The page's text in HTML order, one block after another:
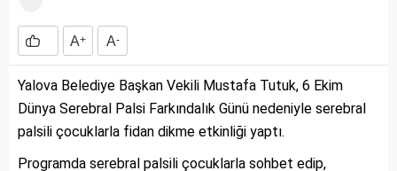
A+ A-
Yalova Belediye Başkan Vekili Mustafa Tutuk, 6 Ekim
Dünya Serebral Palsi Farkındalık Günü nedeniyle serebral
palsili çocuklarla fidan dikme etkinliği yaptı.
Programda serebral palsili çocuklarla sohbet edip,